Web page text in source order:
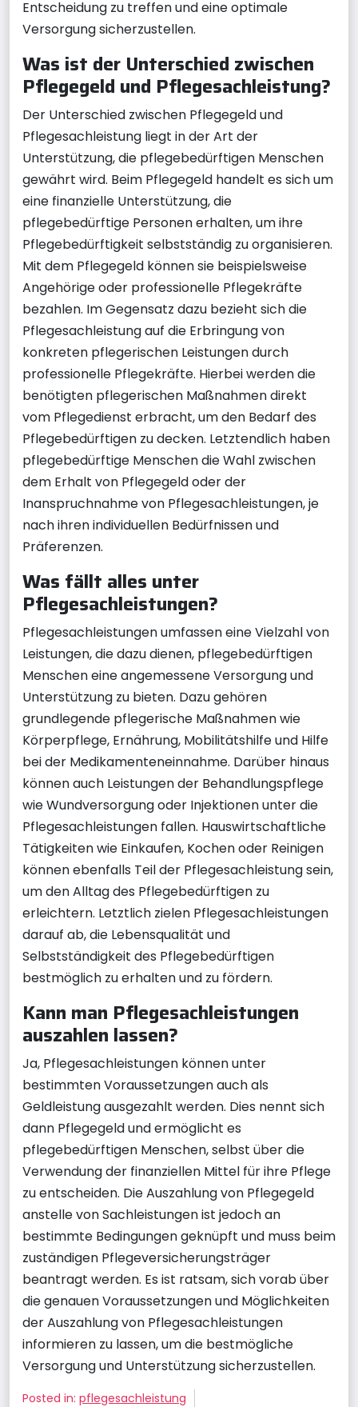
Entscheidung zu treffen und eine optimale
Versorgung sicherzustellen.
Was ist der Unterschied zwischen
Pflegegeld und Pflegesachleistung?
Der Unterschied zwischen Pflegegeld und
Pflegesachleistung liegt in der Art der
Unterstützung, die pflegebedürftigen Menschen
gewährt wird. Beim Pflegegeld handelt es sich um
eine finanzielle Unterstützung, die
pflegebedürftige Personen erhalten, um ihre
Pflegebedürftigkeit selbstständig zu organisieren.
Mit dem Pflegegeld können sie beispielsweise
Angehörige oder professionelle Pflegekräfte
bezahlen. Im Gegensatz dazu bezieht sich die
Pflegesachleistung auf die Erbringung von
konkreten pflegerischen Leistungen durch
professionelle Pflegekräfte. Hierbei werden die
benötigten pflegerischen Maßnahmen direkt
vom Pflegedienst erbracht, um den Bedarf des
Pflegebedürftigen zu decken. Letztendlich haben
pflegebedürftige Menschen die Wahl zwischen
dem Erhalt von Pflegegeld oder der
Inanspruchnahme von Pflegesachleistungen, je
nach ihren individuellen Bedürfnissen und
Präferenzen.
Was fällt alles unter
Pflegesachleistungen?
Pflegesachleistungen umfassen eine Vielzahl von
Leistungen, die dazu dienen, pflegebedürftigen
Menschen eine angemessene Versorgung und
Unterstützung zu bieten. Dazu gehören
grundlegende pflegerische Maßnahmen wie
Körperpflege, Ernährung, Mobilitätshilfe und Hilfe
bei der Medikamenteneinnahme. Darüber hinaus
können auch Leistungen der Behandlungspflege
wie Wundversorgung oder Injektionen unter die
Pflegesachleistungen fallen. Hauswirtschaftliche
Tätigkeiten wie Einkaufen, Kochen oder Reinigen
können ebenfalls Teil der Pflegesachleistung sein,
um den Alltag des Pflegebedürftigen zu
erleichtern. Letztlich zielen Pflegesachleistungen
darauf ab, die Lebensqualität und
Selbstständigkeit des Pflegebedürftigen
bestmöglich zu erhalten und zu fördern.
Kann man Pflegesachleistungen
auszahlen lassen?
Ja, Pflegesachleistungen können unter
bestimmten Voraussetzungen auch als
Geldleistung ausgezahlt werden. Dies nennt sich
dann Pflegegeld und ermöglicht es
pflegebedürftigen Menschen, selbst über die
Verwendung der finanziellen Mittel für ihre Pflege
zu entscheiden. Die Auszahlung von Pflegegeld
anstelle von Sachleistungen ist jedoch an
bestimmte Bedingungen geknüpft und muss beim
zuständigen Pflegeversicherungsträger
beantragt werden. Es ist ratsam, sich vorab über
die genauen Voraussetzungen und Möglichkeiten
der Auszahlung von Pflegesachleistungen
informieren zu lassen, um die bestmögliche
Versorgung und Unterstützung sicherzustellen.
Posted in: pflegesachleistung